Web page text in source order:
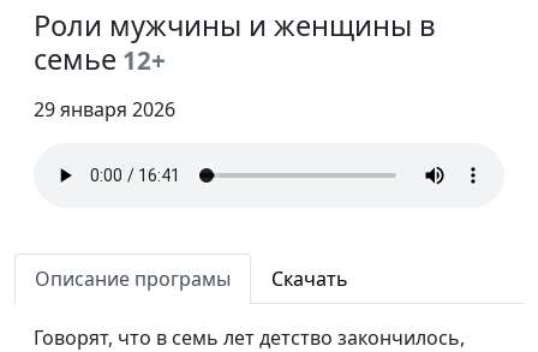
Роли мужчины и женщины в
семье 12+
29 января 2026
Описание програмы Скачать
Говорят, что в семь лет детство закончилось,
что делать, если в семье
нет близости
Алена Евсеева,
эмоциональные травмы
Алена Евсеева,
Как простить тех, кто
Мария Мараханова,
Алена Евсеева,
практический